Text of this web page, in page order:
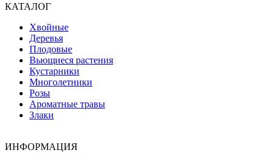
КАТАЛОГ
Хвойные
Деревья
Плодовые
Вьющиеся растения
Кустарники
Многолетники
Розы
Ароматные травы
Злаки
ИНФОРМАЦИЯ